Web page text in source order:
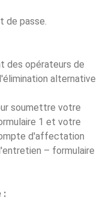
de passe.
des opérateurs de
alternative
soumettre votre
1 et votre
d'affectation
– formulaire
: